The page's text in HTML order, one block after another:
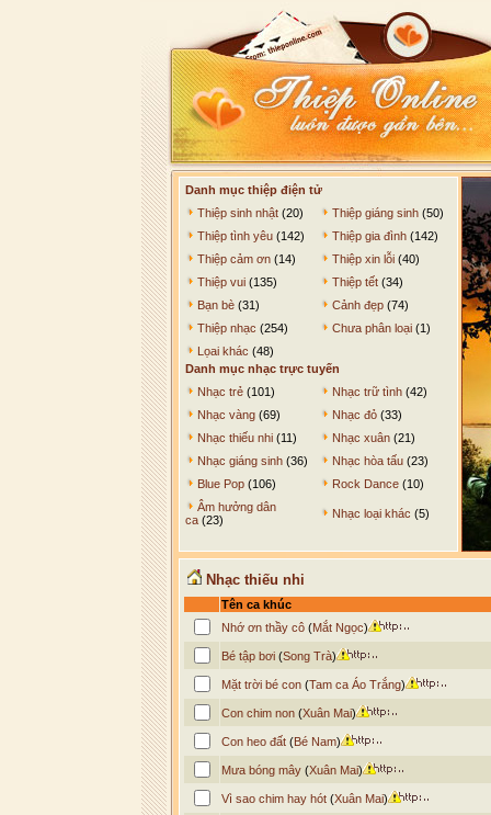
Danh mục thiệp điện tử
Thiệp sinh nhật (20) Thiệp giáng sinh (50)
Thiệp tình yêu (142) Thiệp gia đình (142)
Thiệp cảm ơn (14) Thiệp xin lỗi (40)
Thiệp vui (135) Thiệp tết (34)
Bạn bè (31) Cảnh đẹp (74)
Thiệp nhạc (254) Chưa phân loại (1)
Lọai khác (48)
Danh mục nhạc trực tuyến
Nhạc trẻ (101) Nhạc trữ tình (42)
Nhạc vàng (69) Nhạc đỏ (33)
Nhạc thiếu nhi (11) Nhạc xuân (21)
Nhạc giáng sinh (36) Nhạc hòa tấu (23)
Blue Pop (106) Rock Dance (10)
Âm hưởng dân
ca (23) Nhạc loại khác (5)
Nhạc thiếu nhi
Tên ca khúc
Nhớ ơn thầy cô(Mắt Ngọc)
Bé tập bơi(Song Trà)
Mặt trời bé con(Tam ca Áo Trắng)
Con chim non(Xuân Mai)
Con heo đất(Bé Nam)
Mưa bóng mây(Xuân Mai)
Vì sao chim hay hót(Xuân Mai)